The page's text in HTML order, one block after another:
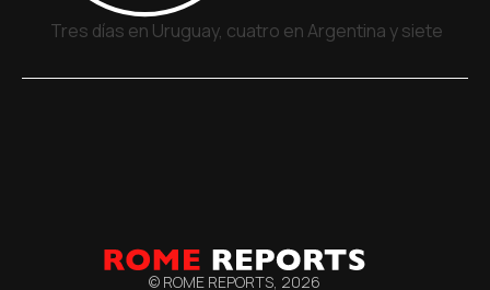
Tres días en Uruguay, cuatro en Argentina y siete en
© ROME REPORTS, 2026